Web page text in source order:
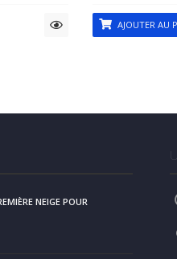
AJOUTER AU
NEIGE POUR